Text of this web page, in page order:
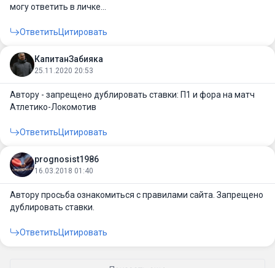
могу ответить в личке...
ОтветитьЦитировать
КапитанЗабияка
25.11.2020 20:53
Автору - запрещено дублировать ставки: П1 и фора на матч
Атлетико-Локомотив
ОтветитьЦитировать
prognosist1986
16.03.2018 01:40
Автору просьба ознакомиться с правилами сайта. Запрещено
дублировать ставки.
ОтветитьЦитировать